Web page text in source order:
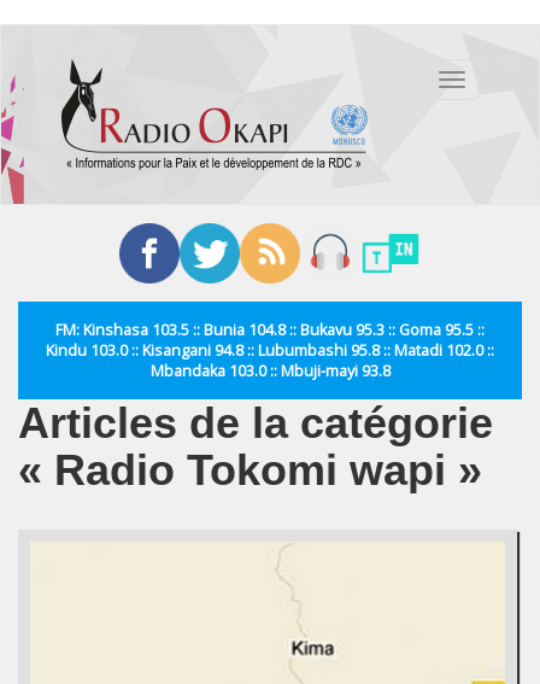
contenu
principal
Toggle
FM: Kinshasa 103.5 :: Bunia 104.8 :: Bukavu 95.3 :: Goma 95.5 ::
Kindu 103.0 :: Kisangani 94.8 :: Lubumbashi 95.8 :: Matadi 102.0 ::
Mbandaka 103.0 :: Mbuji-mayi 93.8
Articles de la catégorie
« Radio Tokomi wapi »